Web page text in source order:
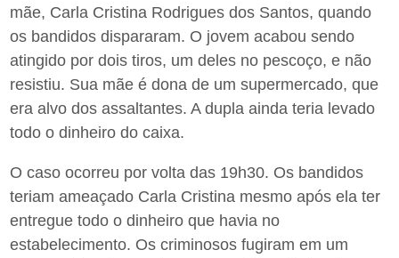
mãe, Carla Cristina Rodrigues dos Santos, quando
os bandidos dispararam. O jovem acabou sendo
atingido por dois tiros, um deles no pescoço, e não
resistiu. Sua mãe é dona de um supermercado, que
era alvo dos assaltantes. A dupla ainda teria levado
todo o dinheiro do caixa.
O caso ocorreu por volta das 19h30. Os bandidos
teriam ameaçado Carla Cristina mesmo após ela ter
entregue todo o dinheiro que havia no
estabelecimento. Os criminosos fugiram em um